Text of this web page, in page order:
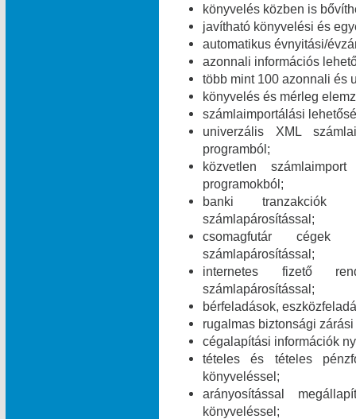
könyvelés közben is
javítható könyvelési és
automatikus évnyitási/
azonnali információs
több mint 100 azonnali és
könyvelés és mérleg
számlaimportálási
univerzális XML
programból;
közvetlen
programokból;
banki tranzakciók
számlapárosítással;
csomagfutár cégek
számlapárosítással;
internetes fizető
számlapárosítással;
bérfeladások,
rugalmas biztonsági
cégalapítási információk
tételes és tételes
könyveléssel;
arányosítással
könyveléssel;